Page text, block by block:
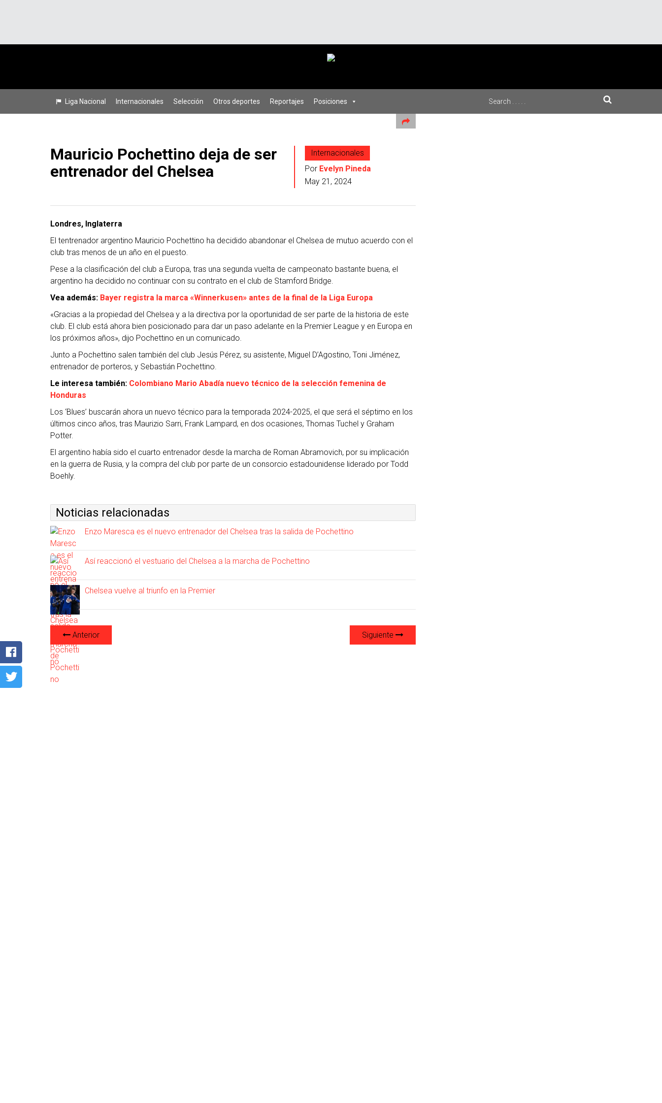
Liga Nacional Internacionales Selección Otros deportes Reportajes Posiciones
Mauricio Pochettino deja de ser
entrenador del Chelsea
Internacionales
Por Evelyn Pineda
May 21, 2024
Londres, Inglaterra
El tentrenador argentino Mauricio Pochettino ha decidido abandonar el Chelsea de mutuo acuerdo con el
club tras menos de un año en el puesto.
Pese a la clasificación del club a Europa, tras una segunda vuelta de campeonato bastante buena, el
argentino ha decidido no continuar con su contrato en el club de Stamford Bridge.
Vea además: Bayer registra la marca «Winnerkusen» antes de la final de la Liga Europa
«Gracias a la propiedad del Chelsea y a la directiva por la oportunidad de ser parte de la historia de este
club. El club está ahora bien posicionado para dar un paso adelante en la Premier League y en Europa en
los próximos años», dijo Pochettino en un comunicado.
Junto a Pochettino salen también del club Jesús Pérez, su asistente, Miguel D’Agostino, Toni Jiménez,
entrenador de porteros, y Sebastián Pochettino.
Le interesa también: Colombiano Mario Abadía nuevo técnico de la selección femenina de
Honduras
Los ‘Blues’ buscarán ahora un nuevo técnico para la temporada 2024-2025, el que será el séptimo en los
últimos cinco años, tras Maurizio Sarri, Frank Lampard, en dos ocasiones, Thomas Tuchel y Graham
Potter.
El argentino había sido el cuarto entrenador desde la marcha de Roman Abramovich, por su implicación
en la guerra de Rusia, y la compra del club por parte de un consorcio estadounidense liderado por Todd
Boehly.
Noticias relacionadas
Enzo Maresca es el nuevo entrenador del Chelsea tras la salida de Pochettino
Así reaccionó el vestuario del Chelsea a la marcha de Pochettino
Chelsea vuelve al triunfo en la Premier
Anterior Siguiente